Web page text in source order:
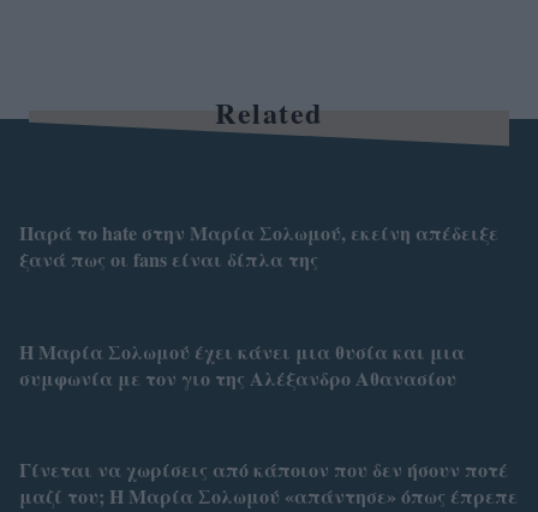
Related
Παρά το hate στην Μαρία Σολωμού, εκείνη απέδειξε
ξανά πως οι fans είναι δίπλα της
Η Μαρία Σολωμού έχει κάνει μια θυσία και μια
συμφωνία με τον γιο της Αλέξανδρο Αθανασίου
Γίνεται να χωρίσεις από κάποιον που δεν ήσουν ποτέ
μαζί του; Η Μαρία Σολωμού «απάντησε» όπως έπρεπε